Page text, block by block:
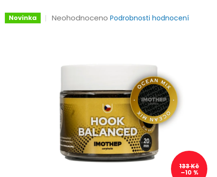
Novinka
Průměrné
hvězdiček.
Neohodnoceno Podrobnosti hodnocení
133 Kč
–10 %